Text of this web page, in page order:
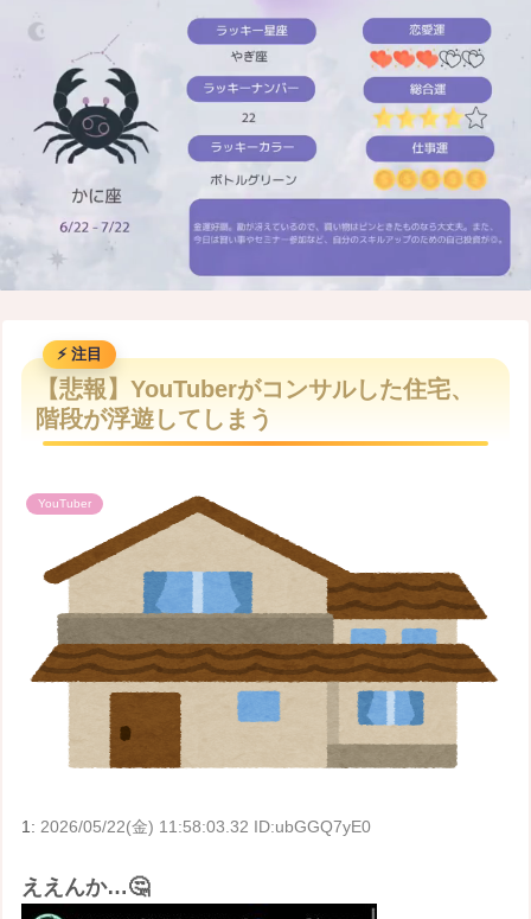
M
u
t
【悲報】YouTuberがコンサルした住宅、
階段が浮遊してしまう
YouTuber
1: 2026/05/22(金) 11:58:03.32 ID:ubGGQ7yE0
ええんか…🤔